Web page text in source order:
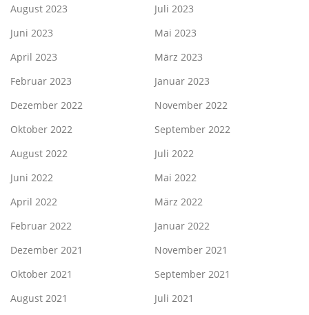
August 2023
Juli 2023
Juni 2023
Mai 2023
April 2023
März 2023
Februar 2023
Januar 2023
Dezember 2022
November 2022
Oktober 2022
September 2022
August 2022
Juli 2022
Juni 2022
Mai 2022
April 2022
März 2022
Februar 2022
Januar 2022
Dezember 2021
November 2021
Oktober 2021
September 2021
August 2021
Juli 2021